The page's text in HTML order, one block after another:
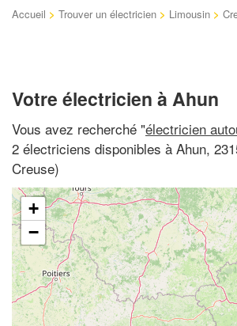
Accueil > Trouver un électricien > Limousin >
Votre électricien à Ahun
Vous avez recherché "électricien
2 électriciens disponibles à Ahun,
Creuse)
+
−